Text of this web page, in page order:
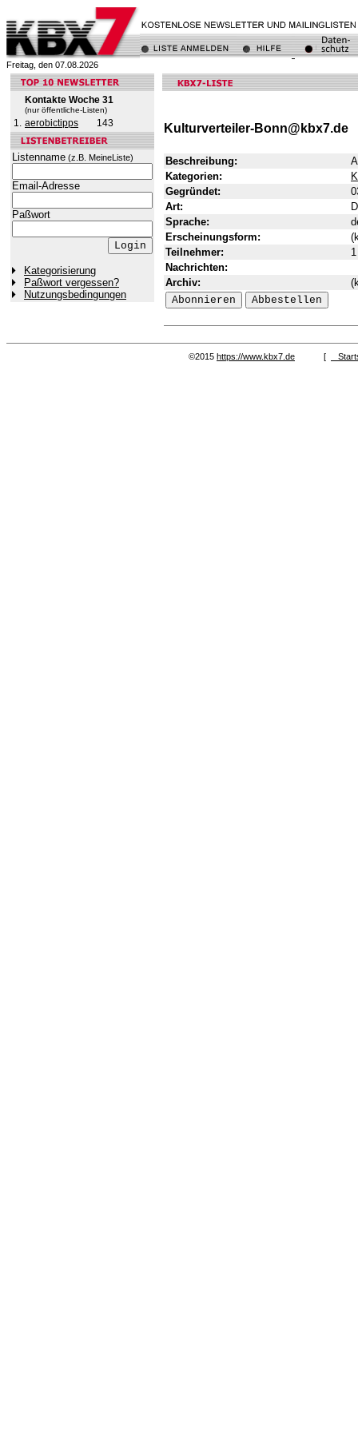
Freitag, den 07.08.2026
Kontakte Woche 31
(nur öffentliche-Listen)
1. aerobictipps 143
Listenname (z.B. MeineListe)
Email-Adresse
Paßwort
Kategorisierung
Paßwort vergessen?
Nutzungsbedingungen
Kulturverteiler-Bonn@kbx7.de
Beschreibung:
Kategorien:
Gegründet:
Art:
Sprache:
Erscheinungsform:
Teilnehmer:
1
Nachrichten:
Archiv:
©2015 https://www.kbx7.de [